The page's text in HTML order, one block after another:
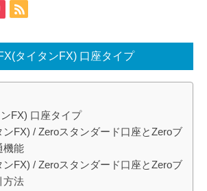
タイタンFX) 口座タイプ
FX) 口座タイプ
ンFX) / Zeroスタンダード口座とZeroブ
機能
ンFX) / Zeroスタンダード口座とZeroブ
方法